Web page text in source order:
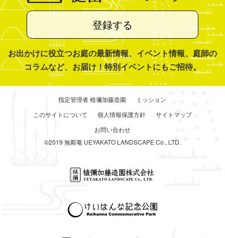
登録する
お出かけに役立つお庭の最新情報、イベント情報、庭師の
コラムなど、お届け！特別イベントにもご招待。
指定管理者 植彌加藤造園
ミッション
このサイトについて
個人情報保護方針
サイトマップ
お問い合わせ
©2019 無鄰菴 UEYAKATO LANDSCAPE Co., LTD.